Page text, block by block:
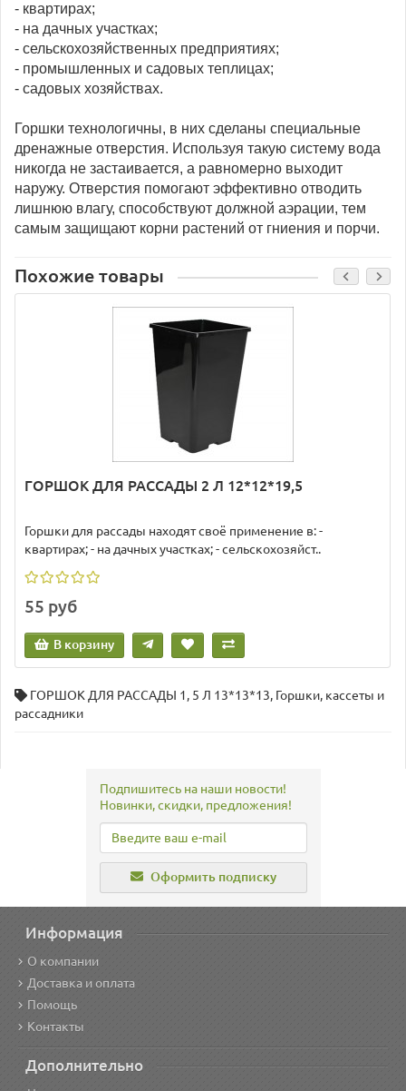
- квартирах;
- на дачных участках;
- сельскохозяйственных предприятиях;
- промышленных и садовых теплицах;
- садовых хозяйствах.
Горшки технологичны, в них сделаны специальные
дренажные отверстия. Используя такую систему вода
никогда не застаивается, а равномерно выходит
наружу. Отверстия помогают эффективно отводить
лишнюю влагу, способствуют должной аэрации, тем
самым защищают корни растений от гниения и порчи.
Похожие товары
ГОРШОК ДЛЯ РАССАДЫ 2 Л 12*12*19,5
Горшки для рассады находят своё применение в: -
квартирах; - на дачных участках; - сельскохозяйст..
55 руб
В корзину
ГОРШОК ДЛЯ РАССАДЫ 1, 5 Л 13*13*13, Горшки, кассеты и
рассадники
Подпишитесь на наши новости!
Новинки, скидки, предложения!
Оформить подписку
Информация
О компании
Доставка и оплата
Помощь
Контакты
Дополнительно